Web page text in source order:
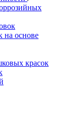
на основе
красок